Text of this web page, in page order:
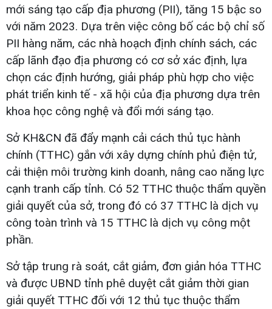
mới sáng tạo cấp địa phương (PII), tăng 15 bậc so
với năm 2023. Dựa trên việc công bố các bộ chỉ số
PII hàng năm, các nhà hoạch định chính sách, các
cấp lãnh đạo địa phương có cơ sở xác định, lựa
chọn các định hướng, giải pháp phù hợp cho việc
phát triển kinh tế - xã hội của địa phương dựa trên
khoa học công nghệ và đổi mới sáng tạo.
Sở KH&CN đã đẩy mạnh cải cách thủ tục hành
chính (TTHC) gắn với xây dựng chính phủ điện tử,
cải thiện môi trường kinh doanh, nâng cao năng lực
cạnh tranh cấp tỉnh. Có 52 TTHC thuộc thẩm quyền
giải quyết của sở, trong đó có 37 TTHC là dịch vụ
công toàn trình và 15 TTHC là dịch vụ công một
phần.
Sở tập trung rà soát, cắt giảm, đơn giản hóa TTHC
và được UBND tỉnh phê duyệt cắt giảm thời gian
giải quyết TTHC đối với 12 thủ tục thuộc thẩm